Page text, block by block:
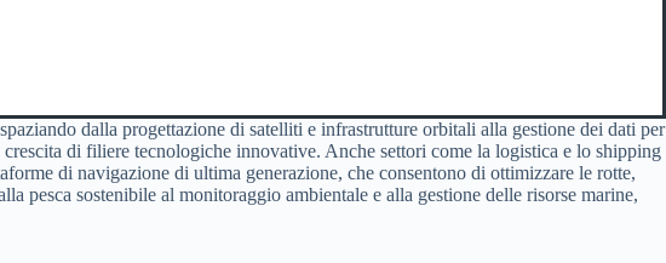
dalla progettazione di satelliti e infrastrutture orbitali alla gestione dei dati per
di filiere tecnologiche innovative. Anche settori come la logistica e lo shipping
di navigazione di ultima generazione, che consentono di ottimizzare le rotte,
pesca sostenibile al monitoraggio ambientale e alla gestione delle risorse marine,